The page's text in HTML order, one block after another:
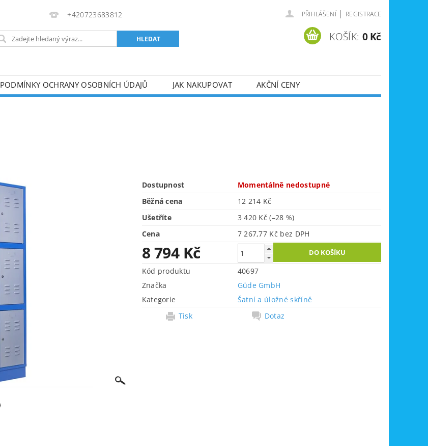
+420723683812 PŘIHLÁŠENÍ | REGISTRACE
KOŠÍK: 0 Kč
PODMÍNKY OCHRANY OSOBNÍCH ÚDAJŮ JAK NAKUPOVAT
AKČNÍ CENY
Dostupnost
Momentálně nedostupné
Běžná cena
12 214 Kč
Ušetříte
3 420 Kč(–28 %)
Cena
7 267,77 Kč bez DPH
8 794 Kč
Kód produktu
40697
Značka
Güde GmbH
Kategorie
Šatní a úložné skříně
Tisk
Dotaz